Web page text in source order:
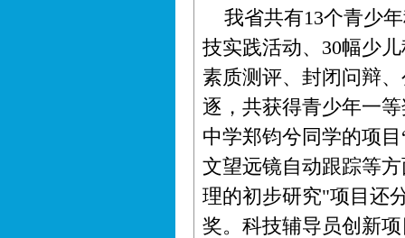
我省共有13个青少年
技实践活动、30幅少
素质测评、封闭问辩
逐，共获得青少年一
中学郑钧兮同学的项
文望远镜自动跟踪等
理的初步研究"项目还
奖。科技辅导员创新